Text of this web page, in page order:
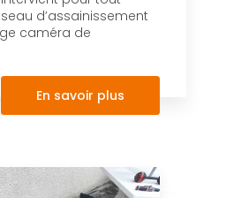
d’assainissement
caméra de
En savoir plus